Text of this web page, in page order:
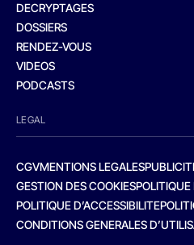
DECRYPTAGES
DOSSIERS
RENDEZ-VOUS
VIDEOS
PODCASTS
LEGAL
CGVMENTIONS LEGALES
GESTION DES COOKIES
POLITIQUE D’ACCESSIBILITE
CONDITIONS GENERALES